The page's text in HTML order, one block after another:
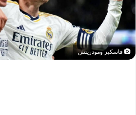
فاسكيز ومودريتش